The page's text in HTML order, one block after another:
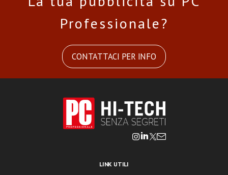
Professionale?
CONTATTACI PER INFO
LINK UTILI